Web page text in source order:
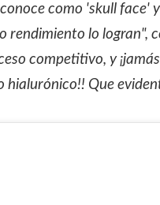
como 'skull face'
rendimiento lo logran",
competitivo, y
Que